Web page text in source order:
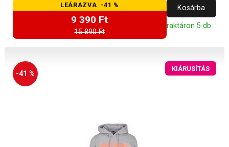
LEÁRAZVA -41 %
9 390 Ft
15 890 Ft
Kosárba
raktáron 5 db
-41 %
KIÁRUSÍTÁS